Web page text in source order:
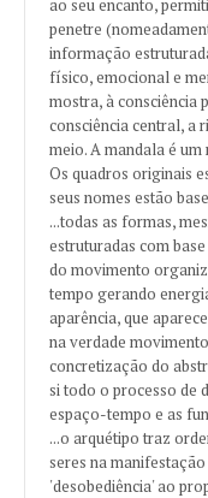
ao seu encanto,
penetre
informação
físico, emocional e
mostra, à consciência
consciência central, a
meio. A mandala é
Os quadros originais
seus nomes estão
...todas as formas,
estruturadas com
do movimento
tempo gerando
aparência, que
na verdade
concretização do
si todo o processo de
espaço-tempo e as
...o arquétipo traz
seres na
'desobediência' ao